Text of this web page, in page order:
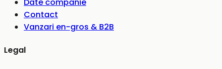
Date companie
Contact
Vanzari en-gros & B2B
Legal